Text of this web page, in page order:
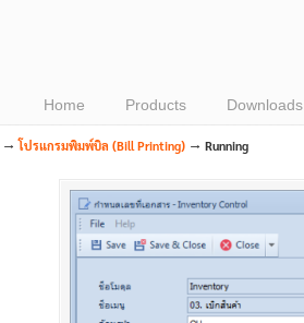
Home Products Downloads
→โปรแกรมพิมพ์บิล (Bill Printing) → Running